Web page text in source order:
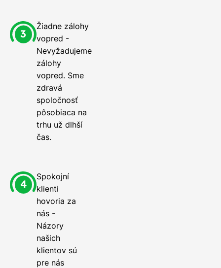
Žiadne zálohy
vopred -
Nevyžadujeme
zálohy
vopred. Sme
zdravá
spoločnosť
pôsobiaca na
trhu už dlhší
čas.
Spokojní
klienti
hovoria za
nás -
Názory
našich
klientov sú
pre nás